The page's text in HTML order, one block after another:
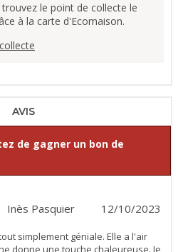
le point de collecte le
à la carte d'Ecomaison.
AVIS
de gagner un bon de
12/10/2023
Inès Pasquier
simplement géniale. Elle a l'air
donne une touche chaleureuse. Je